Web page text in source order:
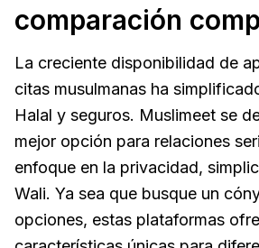
comparación
La creciente disponibilidad de
citas musulmanas ha
Halal y seguros. Muslimeet se
mejor opción para relaciones
enfoque en la privacidad,
Wali. Ya sea que busque un
opciones, estas plataformas